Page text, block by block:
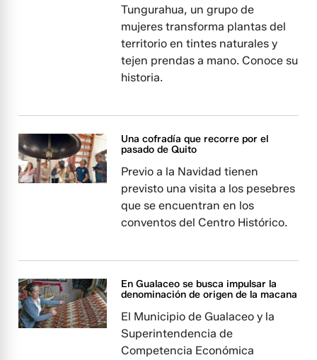
Tungurahua, un grupo de
mujeres transforma plantas del
territorio en tintes naturales y
tejen prendas a mano. Conoce su
historia.
Una cofradía que recorre por el
pasado de Quito
Previo a la Navidad tienen
previsto una visita a los pesebres
que se encuentran en los
conventos del Centro Histórico.
En Gualaceo se busca impulsar la
denominación de origen de la macana
El Municipio de Gualaceo y la
Superintendencia de
Competencia Económica